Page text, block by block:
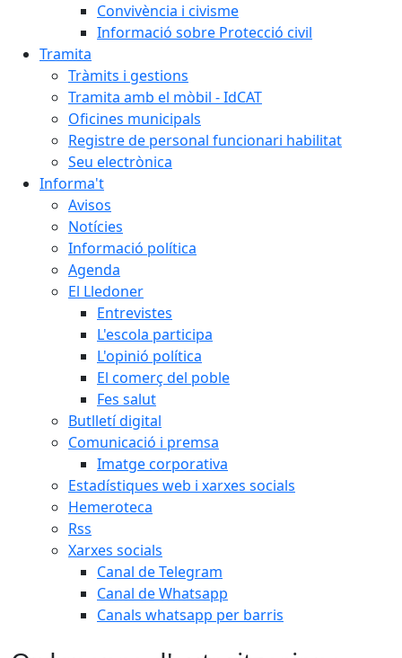
Convivència i civisme
Informació sobre Protecció civil
Tramita
Tràmits i gestions
Tramita amb el mòbil - IdCAT
Oficines municipals
Registre de personal funcionari habilitat
Seu electrònica
Informa't
Avisos
Notícies
Informació política
Agenda
El Lledoner
Entrevistes
L'escola participa
L'opinió política
El comerç del poble
Fes salut
Butlletí digital
Comunicació i premsa
Imatge corporativa
Estadístiques web i xarxes socials
Hemeroteca
Rss
Xarxes socials
Canal de Telegram
Canal de Whatsapp
Canals whatsapp per barris